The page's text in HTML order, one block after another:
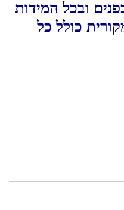
ובכל המידות
כולל כל